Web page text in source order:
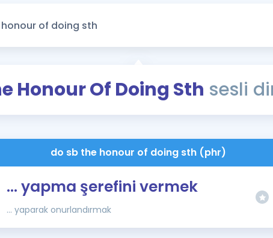
Eğitim ve
Blog
İngilizce
İngilizce Gramer
Honour Of Doing Sth sesli
do sb the honour of doing sth (phr)
... yapma şerefini vermek
... yaparak onurlandırmak